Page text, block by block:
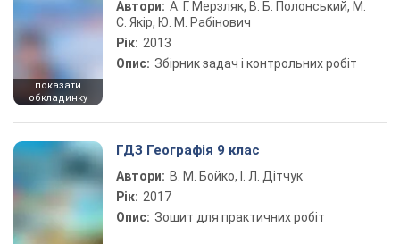
показати
обкладинку
Автори: А. Г. Мерзляк, В. Б. Полонський, М.
С. Якір, Ю. М. Рабінович
Рік: 2013
Опис: Збірник задач і контрольних робіт
ГДЗ Географія 9 клас
Автори: В. М. Бойко, І. Л. Дітчук
Рік: 2017
Опис: Зошит для практичних робіт